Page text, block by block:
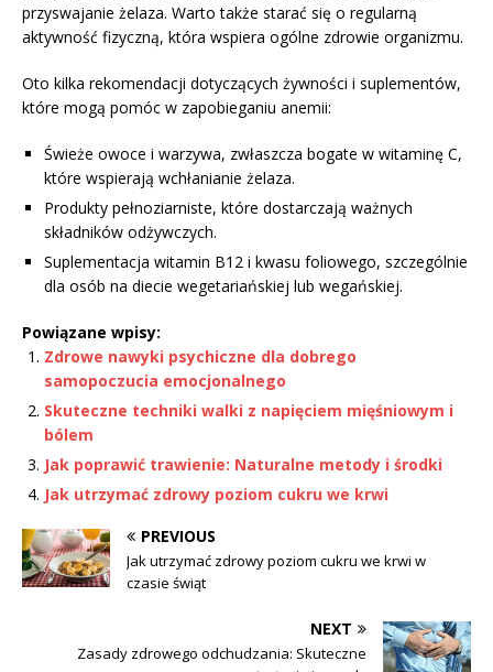
przyswajanie żelaza. Warto także starać się o regularną
aktywność fizyczną, która wspiera ogólne zdrowie organizmu.
Oto kilka rekomendacji dotyczących żywności i suplementów,
które mogą pomóc w zapobieganiu anemii:
Świeże owoce i warzywa, zwłaszcza bogate w witaminę C,
które wspierają wchłanianie żelaza.
Produkty pełnoziarniste, które dostarczają ważnych
składników odżywczych.
Suplementacja witamin B12 i kwasu foliowego, szczególnie
dla osób na diecie wegetariańskiej lub wegańskiej.
Powiązane wpisy:
Zdrowe nawyki psychiczne dla dobrego
samopoczucia emocjonalnego
Skuteczne techniki walki z napięciem mięśniowym i
bólem
Jak poprawić trawienie: Naturalne metody i środki
Jak utrzymać zdrowy poziom cukru we krwi
PREVIOUS
Jak utrzymać zdrowy poziom cukru we krwi w
czasie świąt
NEXT
Zasady zdrowego odchudzania: Skuteczne